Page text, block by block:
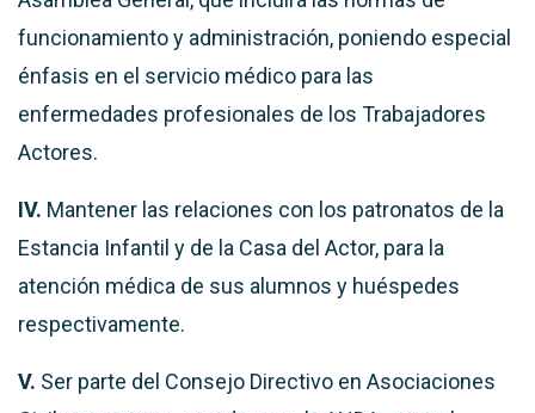
funcionamiento y administración, poniendo especial
énfasis en el servicio médico para las
enfermedades profesionales de los Trabajadores
Actores.
IV. Mantener las relaciones con los patronatos de la
Estancia Infantil y de la Casa del Actor, para la
atención médica de sus alumnos y huéspedes
respectivamente.
V. Ser parte del Consejo Directivo en Asociaciones